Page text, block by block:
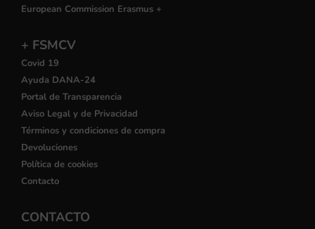
European Commission Erasmus +
+ FSMCV
Covid 19
Ayuda DANA-24
Portal de Transparencia
Aviso Legal y de Privacidad
Términos y condiciones de compra
Devoluciones
Política de cookies
Contacto
CONTACTO